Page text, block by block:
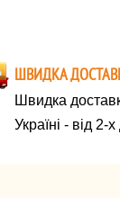
ШВИДКА
Швидка
Україні - від 2-х